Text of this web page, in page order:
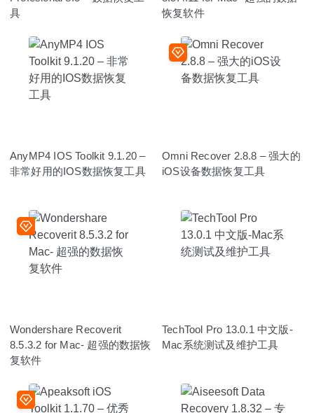
具
恢复软件
AnyMP4 IOS Toolkit 9.1.20 –
非常好用的IOS数据恢复工具
Omni Recover 2.8.8 – 强大的
iOS设备数据恢复工具
Wondershare Recoverit
8.5.3.2 for Mac- 超强的数据恢
复软件
TechTool Pro 13.0.1 中文版-
Mac系统测试及维护工具